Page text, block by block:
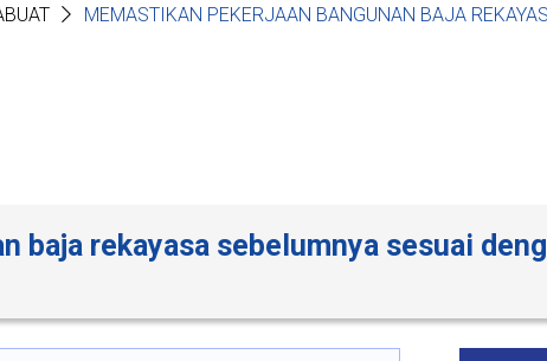
MEMASTIKAN PEKERJAAN BANGUNAN BAJA
baja rekayasa sebelumnya sesuai